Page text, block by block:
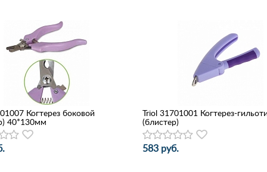
Когтерез боковой
40*130мм
Triol 31701001 Когтерез-
(блистер)
583 руб.